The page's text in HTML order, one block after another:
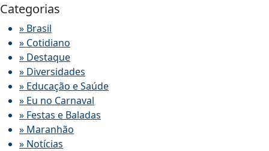
Categorias
» Brasil
» Cotidiano
» Destaque
» Diversidades
» Educação e Saúde
» Eu no Carnaval
» Festas e Baladas
» Maranhão
» Notícias